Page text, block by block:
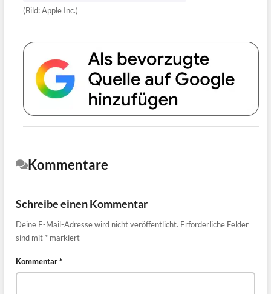
(Bild: Apple Inc.)
Kommentare
Schreibe einen Kommentar
Deine E-Mail-Adresse wird nicht veröffentlicht. Erforderliche Felder
sind mit * markiert
Kommentar*